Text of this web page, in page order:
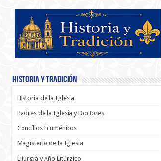
Historia y Tradición
Historia de la Iglesia
Padres de la Iglesia y Doctores
Concílios Ecuménicos
Magisterio de la Iglesia
Liturgia y Año Litúrgico